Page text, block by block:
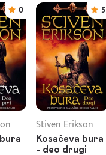
0 5
Stiven Erikson
Kosačeva bura
- deo drugi